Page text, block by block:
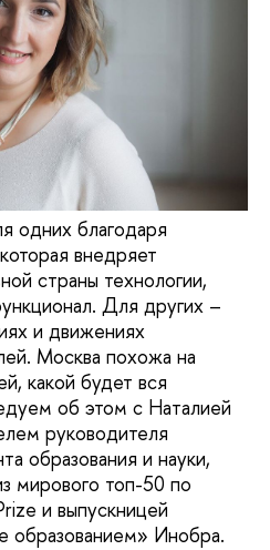
одних благодаря
внедряет
страны технологии,
Для других –
и движениях
Москва похожа на
какой будет вся
об этом с Наталией
руководителя
образования и науки,
мирового топ-50 по
и выпускницей
образованием» Инобра.